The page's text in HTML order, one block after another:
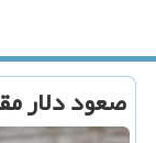
صعود دلار